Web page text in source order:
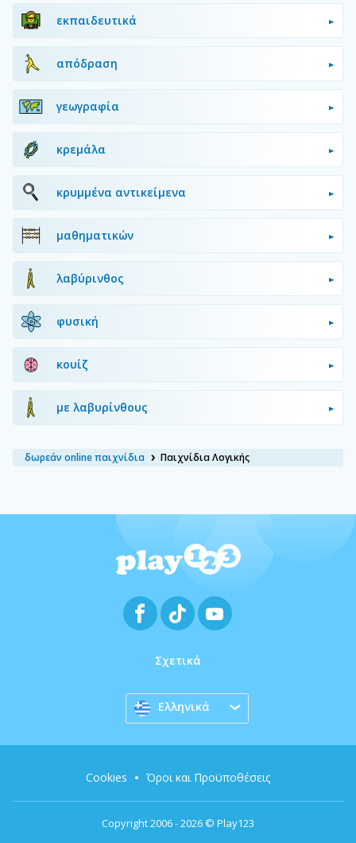
δωρεάν online παιχνίδια Παιχνίδια Λογικής
εκπαιδευτικά
απόδραση
γεωγραφία
κρεμάλα
κρυμμένα αντικείμενα
μαθηματικών
λαβύρινθος
φυσική
κουίζ
με λαβυρίνθους
Σχετικά
Ελληνικά
Copyright 2006 - 2026 © Play123
Cookies Όροι και Προϋποθέσεις